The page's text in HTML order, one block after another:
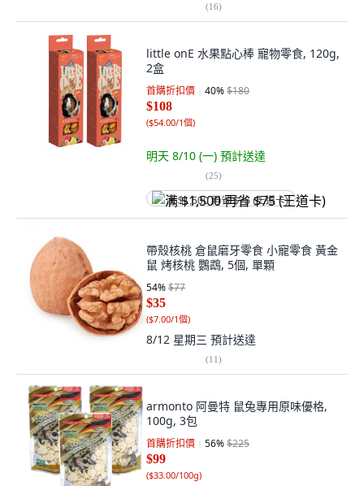
(16)
little onE 水果點心棒 寵物零食, 120g,
2盒
首購折扣價 40%$180
$108
($54.00/1個)
明天 8/10 (一) 預計送達
(25)
满 $1,500 再省 $75 (王道卡)
帶殼核桃 倉鼠磨牙零食 小寵零食 黃金
鼠 烤核桃 鸚鵡, 5個, 單顆
54%$77
$35
($7.00/1個)
8/12 星期三 預計送達
(11)
armonto 阿曼特 鼠兔專用原味優格,
100g, 3包
首購折扣價 56%$225
$99
($33.00/100g)